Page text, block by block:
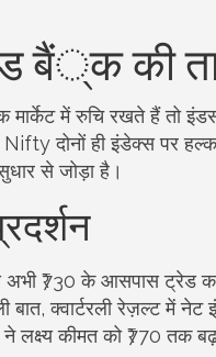
बैं्क की
मार्केट में रुचि रखते हैं तो
दोनों ही इंडेक्स पर
सुधार से जोड़ा है।
₹730 के आसपास ट्रेड
बात, क्वार्टरली रेज़ल्ट में
लक्ष्य कीमत को ₹770 तक